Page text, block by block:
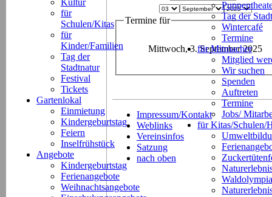
Tag der
Wintercafé
Termine
für Mitmacher
Mitglied
Wir suchen
Spenden
Auftreten
Termine
Jobs/
für Kitas/Schulen/
Kultur
für
Schulen/Kitas
für
Kinder/Familien
Tag der
Stadtnatur
Festival
Tickets
Gartenlokal
Einmietung
Kindergeburtstag
Feiern
Inselfrühstück
Angebote
Kindergeburtstag
Ferienangebote
Weihnachtsangebote
Termine für
Mittwoch, 3. September 2025
Impressum/Kontakt
Weblinks
Vereinsinfos
Satzung
nach oben